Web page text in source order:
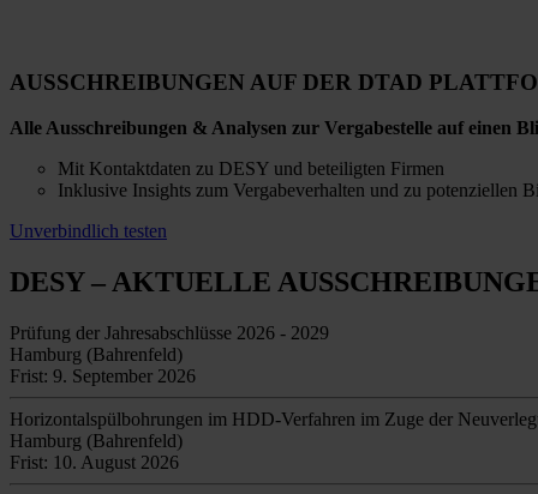
AUSSCHREIBUNGEN AUF DER DTAD
Alle Ausschreibungen & Analysen zur Vergabestelle auf einen
Mit Kontaktdaten zu DESY und beteiligten Firmen
Inklusive Insights zum Vergabeverhalten und zu potenziellen
Unverbindlich testen
DESY– AKTUELLE
Prüfung der Jahresabschlüsse 2026 - 2029
Hamburg (Bahrenfeld)
Frist: 9. September 2026
Horizontalspülbohrungen im HDD-Verfahren im Zuge der
Hamburg (Bahrenfeld)
Frist: 10. August 2026